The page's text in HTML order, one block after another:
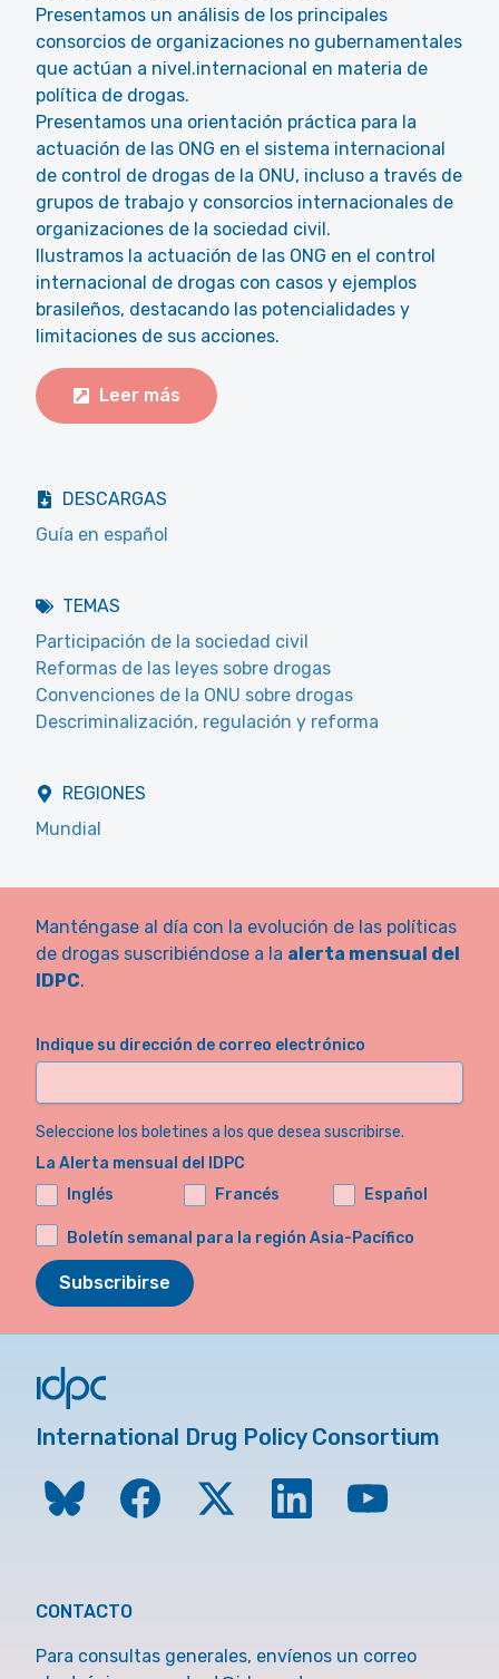
Presentamos un análisis de los principales
consorcios de organizaciones no gubernamentales
que actúan a nivel.internacional en materia de
política de drogas.
Presentamos una orientación práctica para la
actuación de las ONG en el sistema internacional
de control de drogas de la ONU, incluso a través de
grupos de trabajo y consorcios internacionales de
organizaciones de la sociedad civil.
Ilustramos la actuación de las ONG en el control
internacional de drogas con casos y ejemplos
brasileños, destacando las potencialidades y
limitaciones de sus acciones.
Leer más
DESCARGAS
Guía en español
TEMAS
Participación de la sociedad civil
Reformas de las leyes sobre drogas
Convenciones de la ONU sobre drogas
Descriminalización, regulación y reforma
REGIONES
Mundial
Manténgase al día con la evolución de las políticas
de drogas suscribiéndose a la alerta mensual del
IDPC.
Indique su dirección de correo electrónico
Seleccione los boletines a los que desea suscribirse.
La Alerta mensual del IDPC
Inglés
Francés Español
Boletín semanal para la región Asia-Pacífico
Subscribirse
International Drug Policy Consortium
CONTACTO
Para consultas generales, envíenos un correo